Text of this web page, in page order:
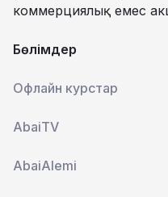
коммерциялық емес
Бөлімдер
Офлайн курстар
AbaiTV
AbaiAlemi